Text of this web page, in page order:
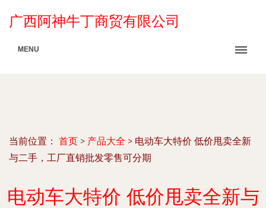
广西阿神牛丁商贸有限公司
MENU
当前位置： 首页 > 产品大全 > 电动车大特价 低价甩卖全新
与二手，工厂直销批发零售可分期
电动车大特价 低价甩卖全新与